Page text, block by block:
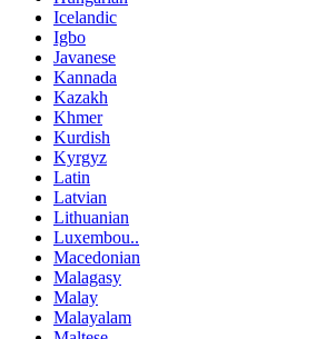
Icelandic
Igbo
Javanese
Kannada
Kazakh
Khmer
Kurdish
Kyrgyz
Latin
Latvian
Lithuanian
Luxembou..
Macedonian
Malagasy
Malay
Malayalam